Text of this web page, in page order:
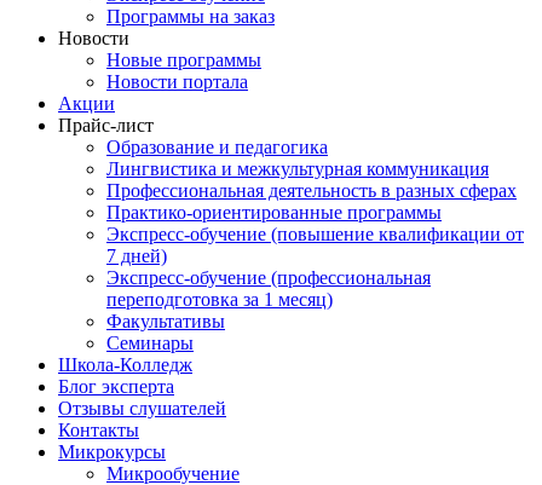
Программы на заказ
Новости
Новые программы
Новости портала
Акции
Прайс-лист
Образование и педагогика
Лингвистика и межкультурная коммуникация
Профессиональная деятельность в разных сферах
Практико-ориентированные программы
Экспресс-обучение (повышение квалификации от
7 дней)
Экспресс-обучение (профессиональная
переподготовка за 1 месяц)
Факультативы
Семинары
Школа-Колледж
Блог эксперта
Отзывы слушателей
Контакты
Микрокурсы
Микрообучение